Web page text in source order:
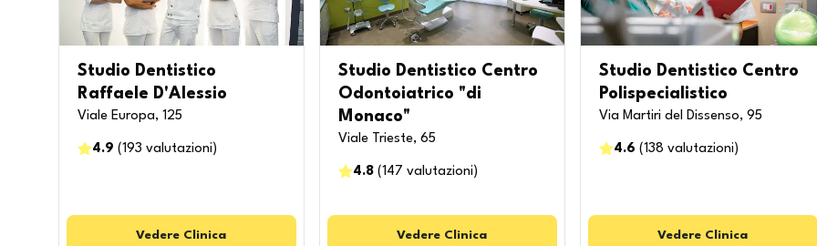
Studio Dentistico
Raffaele D'Alessio
Viale Europa, 125
4.9 (193 valutazioni )
Vedere Clinica
Studio Dentistico Centro
Odontoiatrico "di
Monaco"
Viale Trieste, 65
4.8(147 valutazioni )
Vedere Clinica
Studio Dentistico Centro
Polispecialistico
Via Martiri del Dissenso, 95
4.6 (138 valutazioni )
Vedere Clinica